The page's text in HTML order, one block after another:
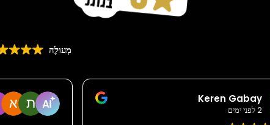
מְעוּלֶה
Keren Gabay
2 לפני ימים